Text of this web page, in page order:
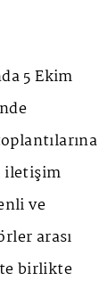
5 Ekim
iletişim
ve
arası
birlikte